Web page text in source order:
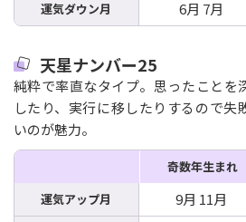
運気ダウン月 6月 7月
天星ナンバー25
純粋で率直なタイプ。思ったことを
したり、実行に移したりするので失
いのが魅力。
奇数年生まれ
運気アップ月
9月 11月